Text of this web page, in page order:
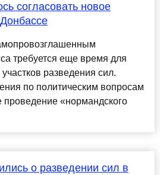
согласовать новое
требуется еще время для
разведения сил.
по политическим вопросам
проведение «нормандского
о разведении сил в